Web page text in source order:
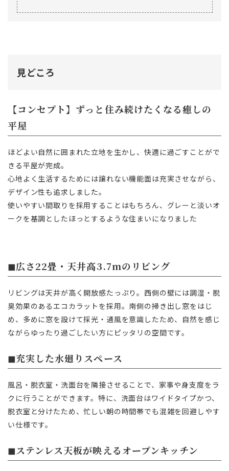
見どころ
【コンセプト】ずっと住み続けたくなる癒しの
平屋
ほどよい自然に囲まれた立地を生かし、快適に過ごすことがで
きる平屋が完成。
心地よく生活するためには譲れない機能面は充実させながら、
デザイン性も追求しました。
使いやすい間取りを採用することはもちろん、グレーと淡いオ
ークを基調としたほっとするような住まいになりました
◼︎広さ22畳・天井高3.7mのリビング
リビングは天井が高く開放感たっぷり。西側の壁には調湿・脱
臭効果のあるエコカラットを採用。南側の掃き出し窓をはじ
め、多めに窓を設けて採光・通風を意識したため、自然を感じ
ながらゆったり過ごしたい方にピッタリの空間です。
◼︎充実した水廻りスペース
風呂・脱衣室・洗面台を隣接させることで、家事や身支度をラ
クに行うことができます。特に、洗面台はワイドタイプかつ、
脱衣室と分けたため、忙しい朝の時間帯でも混雑を回避しやす
い仕様です。
◼︎ステンレス天板が映えるオープンキッチン